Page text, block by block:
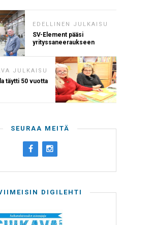
EDELLINEN JULKAISU
SV-Element pääsi
yrityssaneeraukseen
JULKAISU
täytti 50 vuotta
SEURAA MEITÄ
DIGILEHTI